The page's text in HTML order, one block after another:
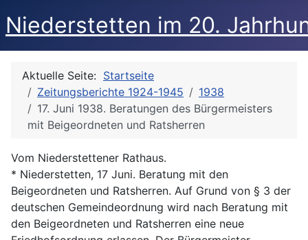
Niederstetten im 20.
Aktuelle Seite: Startseite
Zeitungsberichte 1924-1945
1938
17. Juni 1938. Beratungen des Bürgermeisters
mit Beigeordneten und Ratsherren
Vom Niederstettener Rathaus.
* Niederstetten, 17 Juni. Beratung mit den
Beigeordneten und Ratsherren. Auf Grund von § 3 der
deutschen Gemeindeordnung wird nach Beratung mit
den Beigeordneten und Ratsherren eine neue